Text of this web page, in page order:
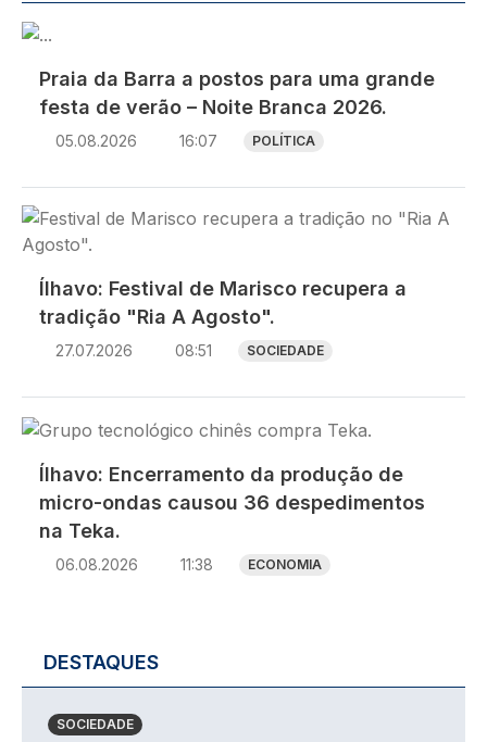
Imagem
Praia da Barra a postos para uma grande
festa de verão – Noite Branca 2026.
05.08.2026 16:07 POLÍTICA
Imagem
Ílhavo: Festival de Marisco recupera a
tradição "Ria A Agosto".
27.07.2026 08:51 SOCIEDADE
Imagem
Ílhavo: Encerramento da produção de
micro-ondas causou 36 despedimentos
na Teka.
06.08.2026 11:38 ECONOMIA
DESTAQUES
SOCIEDADE